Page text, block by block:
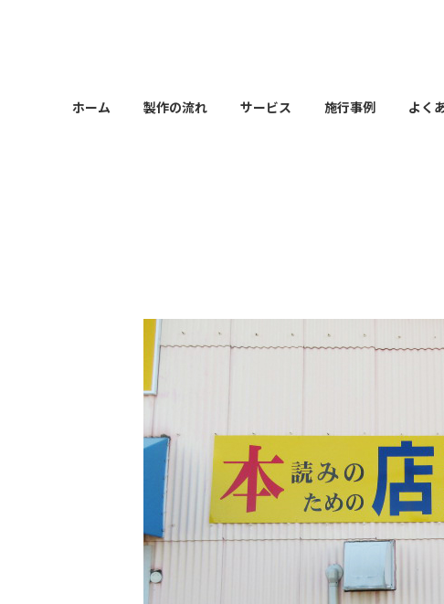
ホーム 製作の流れ サービス 施行事例 よく